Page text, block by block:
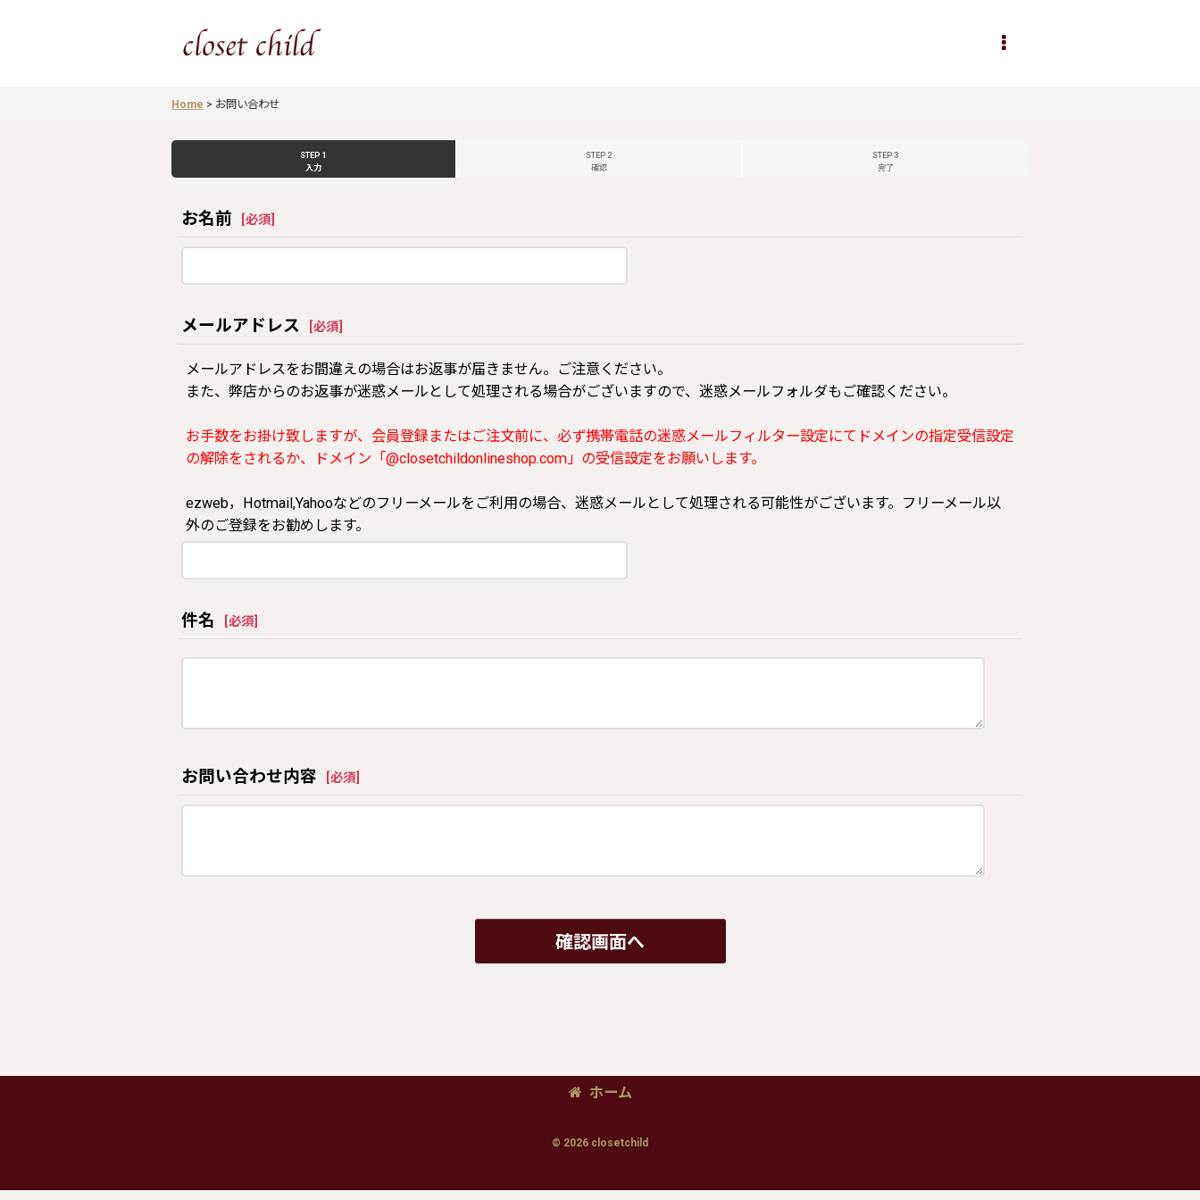
Home > お問い合わせ
STEP 1
入力
STEP 2
確認
STEP 3
完了
お名前 必須
メールアドレス 必須
メールアドレスをお間違えの場合はお返事が届きません。ご注意ください。
また、弊店からのお返事が迷惑メールとして処理される場合がございますので、迷惑メールフォルダもご確認ください。
お手数をお掛け致しますが、会員登録またはご注文前に、必ず携帯電話の迷惑メールフィルター設定にてドメインの指定受信設定
の解除をされるか、ドメイン「@closetchildonlineshop.com」の受信設定をお願いします。
ezweb，Hotmail,Yahooなどのフリーメールをご利用の場合、迷惑メールとして処理される可能性がございます。フリーメール以
外のご登録をお勧めします。
件名 必須
お問い合わせ内容 必須
確認画面へ
ホーム
© 2026 closetchild